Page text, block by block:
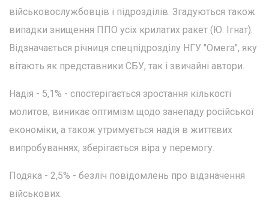
військовослужбовців і підрозділів. Згадуються також
випадки знищення ППО усіх крилатих ракет (Ю. Ігнат).
Відзначається річниця спецпідрозділу НГУ "Омега", яку
вітають як представники СБУ, так і звичайні автори.
Надія - 5,1% - спостерігається зростання кількості
молитов, виникає оптимізм щодо занепаду російської
економіки, а також утримується надія в життєвих
випробуваннях, зберігається віра у перемогу.
Подяка - 2,5% - безліч повідомлень про відзначення
військових.